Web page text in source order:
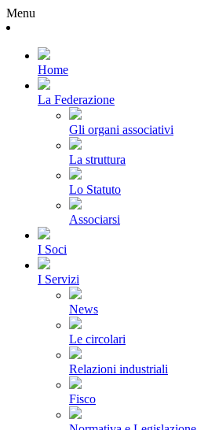
Menu
Home
La Federazione
Gli organi associativi
La struttura
Lo Statuto
Associarsi
I Soci
I Servizi
News
Le circolari
Relazioni industriali
Fisco